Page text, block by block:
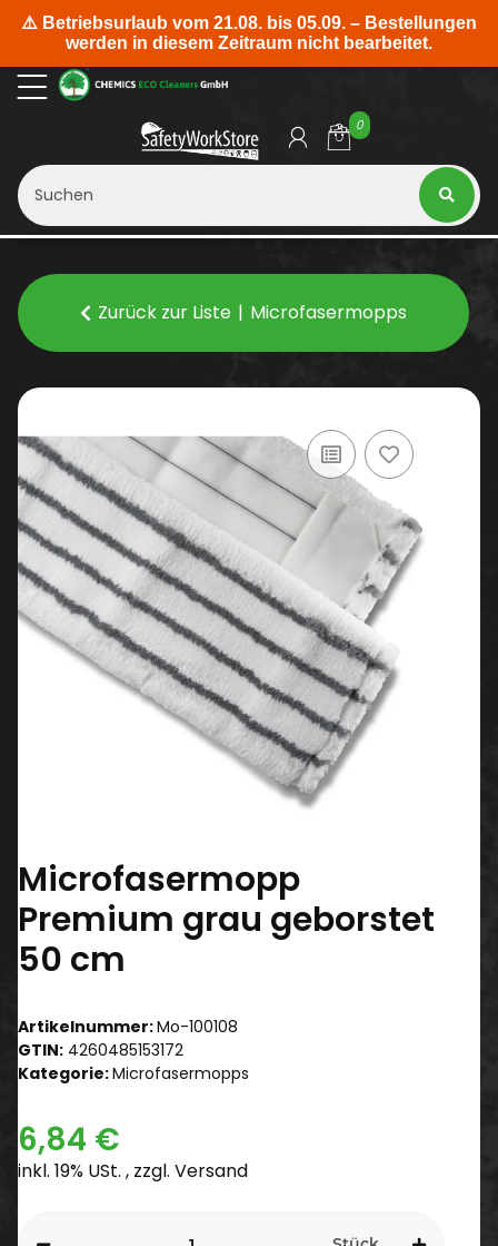
0
Zurück zur Liste Microfasermopps
Microfasermopp
Premium grau geborstet
50 cm
Artikelnummer:Mo-100108
GTIN: 4260485153172
Kategorie:Microfasermopps
6,84 €
inkl. 19% USt. , zzgl. Versand